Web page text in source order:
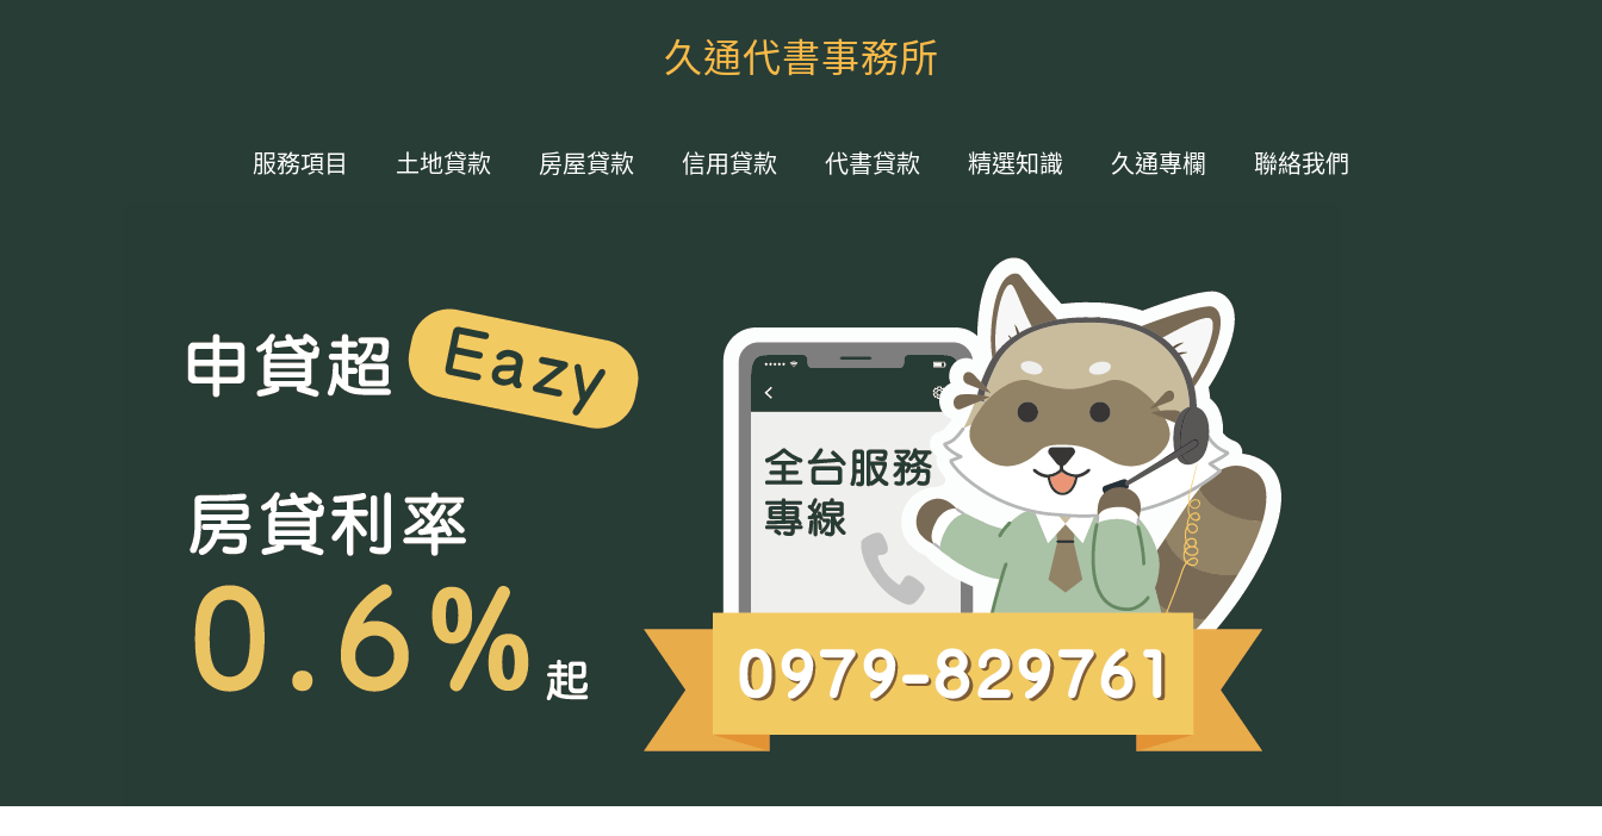
久通代書事務所
服務項目 土地貸款 房屋貸款 信用貸款 代書貸款 精選知識 久通專欄 聯絡我們